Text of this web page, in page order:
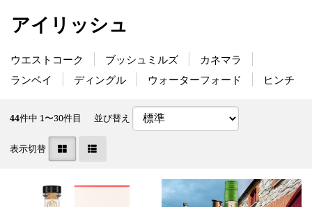
アイリッシュ
ウエストコーク ブッシュミルズ
カネマラ
ランベイ
ディングル ウォーターフォード ヒンチ
44件中 1〜30件目 並び替え
表示切替